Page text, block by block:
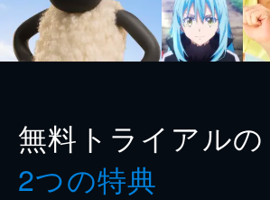
無料トライアルの
2つの特典